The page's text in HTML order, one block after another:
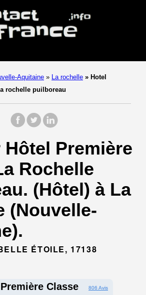
Aquitaine » La rochelle » Hotel
rochelle puilboreau
Première
Rochelle
(Hôtel) à La
(Nouvelle-
ÉTOILE, 17138
Classe
806 Avis